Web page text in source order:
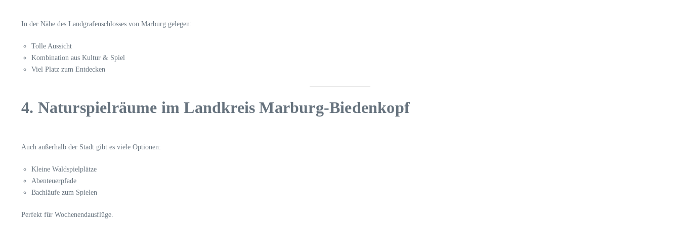
In der Nähe des Landgrafenschlosses von Marburg gelegen:
Tolle Aussicht
Kombination aus Kultur & Spiel
Viel Platz zum Entdecken
4. Naturspielräume im Landkreis Marburg-Biedenkopf
Auch außerhalb der Stadt gibt es viele Optionen:
Kleine Waldspielplätze
Abenteuerpfade
Bachläufe zum Spielen
Perfekt für Wochenendausflüge.